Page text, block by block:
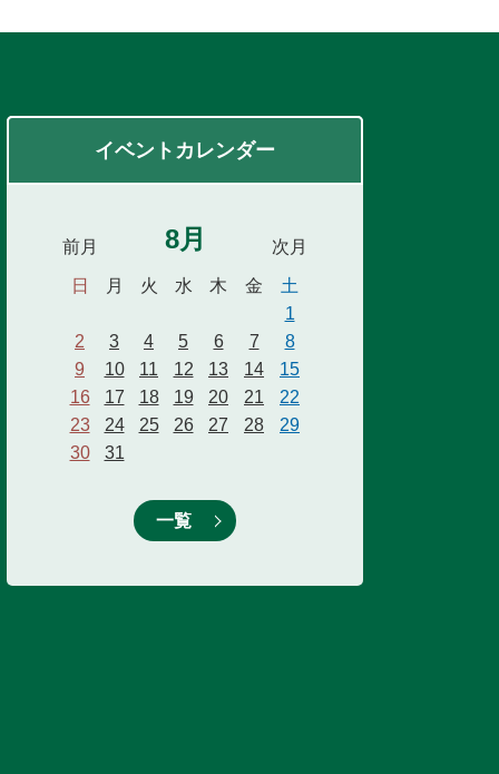
イベントカレンダー
前月 8月 次月
日 月 火 水 木 金
土
1
2
3 4 5 6 7
8
9
10 11 12 13 14
15
16
17 18 19 20 21
22
23
24 25 26 27 28
29
30
31
一覧